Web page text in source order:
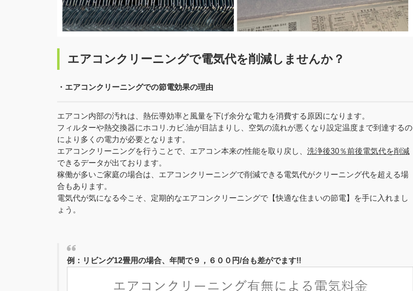
エアコンクリーニングで電気代を削減しませんか？
・エアコンクリーニングでの節電効果の理由
エアコン内部の汚れは、熱伝導効率と風量を下げ余分な電力を消費する原因になります。
フィルターや熱交換器にホコリ.カビ.油が目詰まりし、空気の流れが悪くなり設定温度まで到達するの
により多くの電力が必要となります。
エアコンクリーニングを行うことで、エアコン本来の性能を取り戻し、 洗浄後30％前後電気代を削減
できるデータが出ております。
稼働が多いご家庭の場合は、エアコンクリーニングで削減できる電気代がクリーニング代を超える場
合もあります。
電気代が気になる今こそ、定期的なエアコンクリーニングで【快適な住まいの節電】を手に入れまし
ょう。
例：リビング12畳用の場合、年間で９，６００円/台も差がでます!!